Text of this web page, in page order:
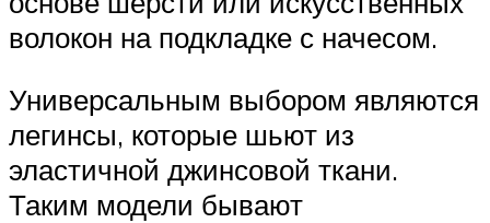
волокон на подкладке с начесом.
Универсальным выбором являются
легинсы, которые шьют из
эластичной джинсовой ткани.
Таким модели бывают